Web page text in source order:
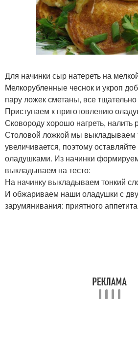
Для начинки сыр натереть на
Мелкорубленные чеснок и укроп
пару ложек сметаны, все
Приступаем к приготовлению
Сковороду хорошо нагреть, налить
Столовой ложкой мы выкладываем
увеличивается, поэтому
оладушками. Из начинки
выкладываем на тесто:
На начинку выкладываем тонкий
И обжариваем наши оладушки с
зарумянивания: приятного